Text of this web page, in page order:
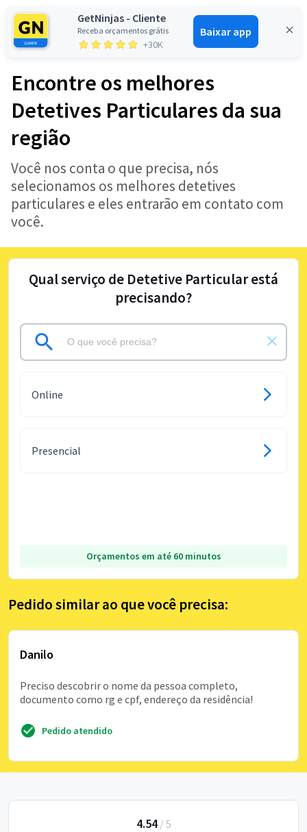
GetNinjas - Cliente
Receba orçamentos grátis
+30K
Baixar app
Entrar
Encontre os melhores
Detetives Particulares da sua
região
Você nos conta o que precisa, nós
selecionamos os melhores detetives
particulares e eles entrarão em contato com
você.
Qual serviço de Detetive Particular está
precisando?
Online
Presencial
Orçamentos em até 60 minutos
Pedido similar ao que você precisa:
Danilo
Preciso descobrir o nome da pessoa completo,
documento como rg e cpf, endereço da residência!
Pedido atendido
4.54/ 5